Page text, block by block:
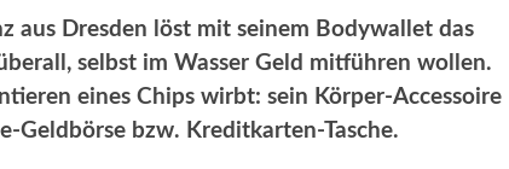
aus Dresden löst mit seinem Bodywallet das
selbst im Wasser Geld mitführen wollen.
eines Chips wirbt: sein Körper-Accessoire
Geldbörse bzw. Kreditkarten-Tasche.